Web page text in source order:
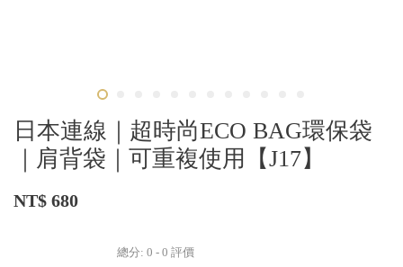
日本連線｜超時尚ECO BAG環保袋
｜肩背袋｜可重複使用【J17】
NT$ 680
總分: 0 - 0 評價